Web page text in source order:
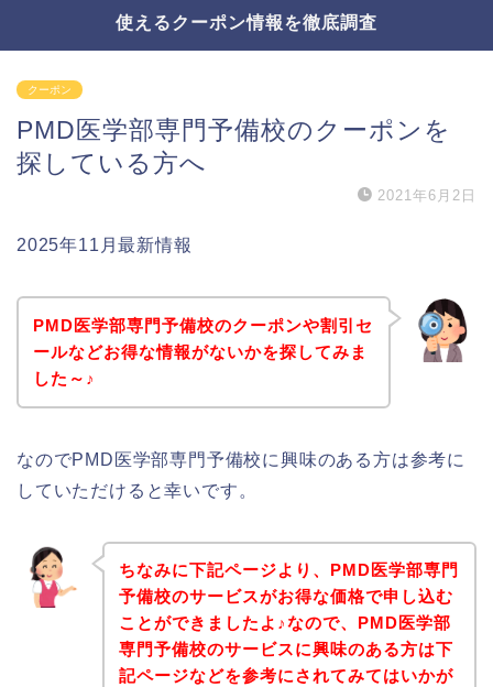
使えるクーポン情報を徹底調査
クーポン
PMD医学部専門予備校のクーポンを
探している方へ
2021年6月2日
2025年11月最新情報
PMD医学部専門予備校のクーポンや割引セ
ールなどお得な情報がないかを探してみま
した～♪
なのでPMD医学部専門予備校に興味のある方は参考に
していただけると幸いです。
ちなみに下記ページより、PMD医学部専門
予備校のサービスがお得な価格で申し込む
ことができましたよ♪なので、PMD医学部
専門予備校のサービスに興味のある方は下
記ページなどを参考にされてみてはいかが